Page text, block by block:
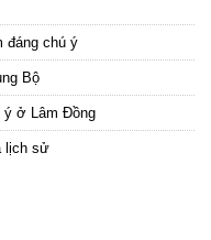
đáng chú ý
Bộ
ý ở Lâm Đồng
lịch sử